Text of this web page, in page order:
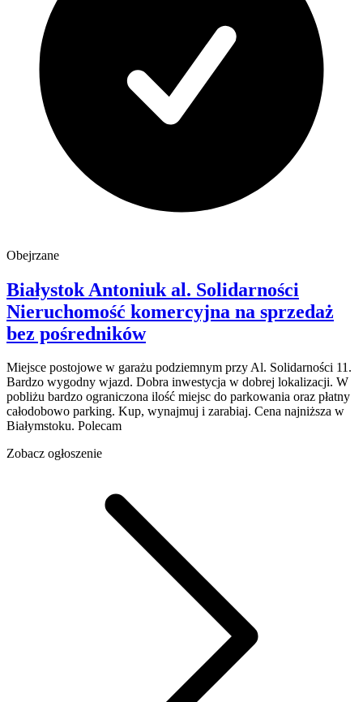
Obejrzane
Białystok Antoniuk al. Solidarności
Nieruchomość komercyjna na sprzedaż
bez pośredników
Miejsce postojowe w garażu podziemnym przy Al. Solidarności 11.
Bardzo wygodny wjazd. Dobra inwestycja w dobrej lokalizacji. W
pobliżu bardzo ograniczona ilość miejsc do parkowania oraz płatny
całodobowo parking. Kup, wynajmuj i zarabiaj. Cena najniższa w
Białymstoku. Polecam
Zobacz ogłoszenie